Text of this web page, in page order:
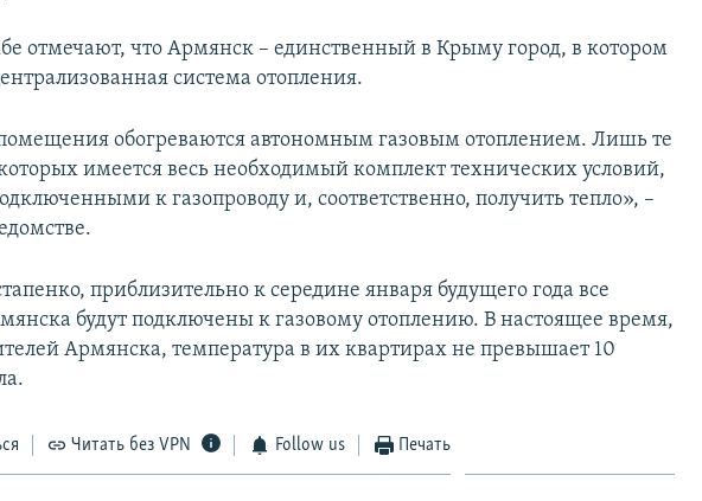
отмечают, что Армянск – единственный в Крыму город, в котором
система отопления.
обогреваются автономным газовым отоплением. Лишь те
имеется весь необходимый комплект технических условий,
к газопроводу и, соответственно, получить тепло», –
приблизительно к середине января будущего года все
будут подключены к газовому отоплению. В настоящее время,
Армянска, температура в их квартирах не превышает 10
Читать без VPN Follow us Печать